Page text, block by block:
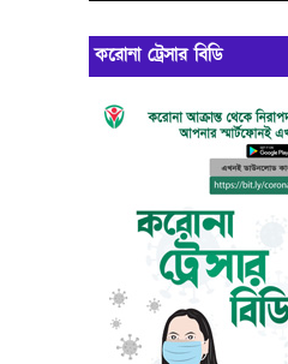
করোনা ট্রেসার বিডি